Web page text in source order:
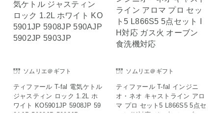
ソムリエ＠ギフト
ティファール T-fal 電気ケトル
ジャスティン ロック 1.2L ホ
ワイト KO5901JP 5908JP 59
ソムリエ＠ギフト
ティファール T-fal インジニ
オ・ネオ キャストライン アロ
マ プロ セット5 L866S5 5点セ